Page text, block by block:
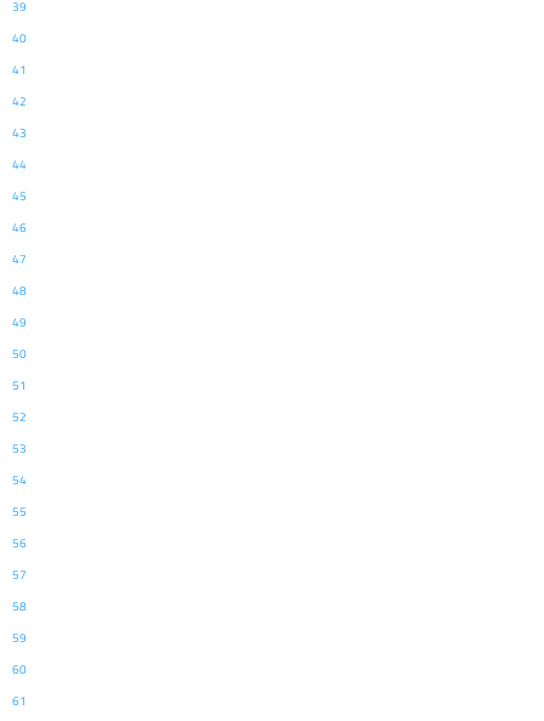
39
40
41
42
43
44
45
46
47
48
49
50
51
52
53
54
55
56
57
58
59
60
61